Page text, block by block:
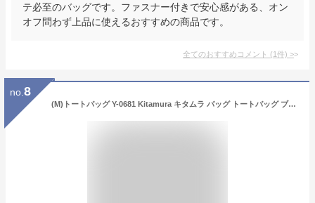
テ必至のバッグです。ファスナー付きで安心感がある、オン
オフ問わず上品に使えるおすすめの商品です。
全てのおすすめコメント (1件) >
no. 8
(M)トートバッグ Y-0681 Kitamura キタムラ バッグ トートバッグ ブラウン グリーン ブラック レッド【送料無料】[Rakuten Fashion]